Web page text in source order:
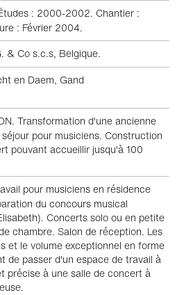
: 2000-2002. Chantier :
: Février 2004.
& Co s.c.s, Belgique.
en Daem, Gand
Transformation d'une ancienne
pour musiciens. Construction
pouvant accueillir jusqu'à 100
pour musiciens en résidence
du concours musical
Concerts solo ou en petite
chambre. Salon de réception. Les
et le volume exceptionnel en forme
de passer d'un espace de travail à
précise à une salle de concert à